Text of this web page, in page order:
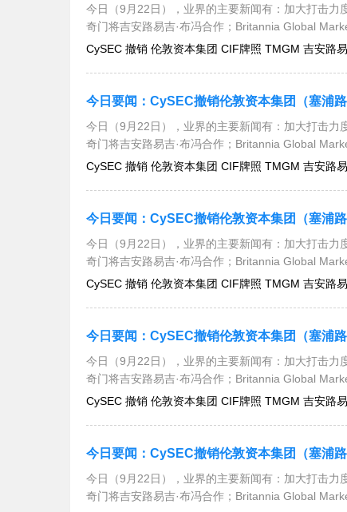
今日（9月22日），业界的主要新闻有：加大打击
奇门将吉安路易吉·布冯合作；Britannia Global
CySEC 撤销 伦敦资本集团 CIF牌照 TMGM 吉安路
今日（9月22日），业界的主要新闻有：加大打击
奇门将吉安路易吉·布冯合作；Britannia Global
CySEC 撤销 伦敦资本集团 CIF牌照 TMGM 吉安路
今日（9月22日），业界的主要新闻有：加大打击
奇门将吉安路易吉·布冯合作；Britannia Global
CySEC 撤销 伦敦资本集团 CIF牌照 TMGM 吉安路
今日（9月22日），业界的主要新闻有：加大打击
奇门将吉安路易吉·布冯合作；Britannia Global
CySEC 撤销 伦敦资本集团 CIF牌照 TMGM 吉安路
今日（9月22日），业界的主要新闻有：加大打击
奇门将吉安路易吉·布冯合作；Britannia Global